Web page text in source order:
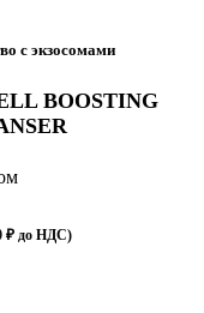
с экзосомами
BOOSTING
₽ до НДС)